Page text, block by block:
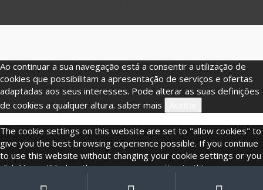
Ao continuar a sua navegação está a consentir a utilização de
cookies que possibilitam a apresentação de serviços e ofertas
adaptadas aos seus interesses. Pode alterar as suas definições
de cookies a qualquer altura. saber mais
The cookie settings on this website are set to "allow cookies" to
give you the best browsing experience possible. If you continue
to use this website without changing your cookie settings or you
click "Accept" below then you are consenting to this.